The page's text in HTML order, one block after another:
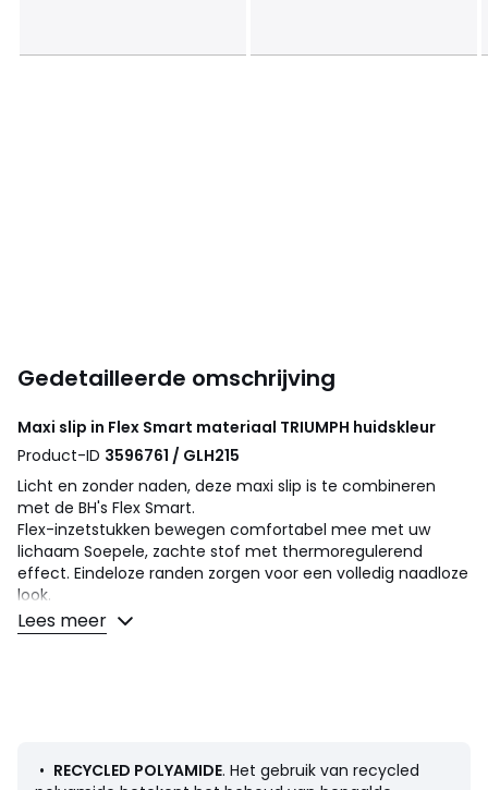
Gedetailleerde omschrijving
Maxi slip in Flex Smart materiaal TRIUMPH huidskleur
Product-ID 3596761 / GLH215
Licht en zonder naden, deze maxi slip is te combineren
met de BH's Flex Smart.
Flex-inzetstukken bewegen comfortabel mee met uw
lichaam Soepele, zachte stof met thermoregulerend
effect. Eindeloze randen zorgen voor een volledig naadloze
look.
Details
• Onderhoud : zie etiket
Lees meer
• RECYCLED POLYAMIDE. Het gebruik van recycled